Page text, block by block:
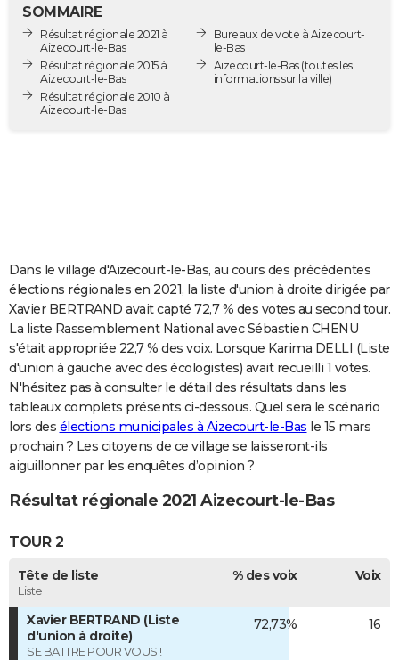
Destinations
City break
Voyage nature
Voyage de noces
Forum
Climat
GUIDES D'ACHAT
BONS PLANS
S'inscrire
Se connecter
Lycées
Collèges
Primaires
Universités
Entreprises
Service militaire
Avis de recherche
AVIS DE DÉCÈS
FORUM
Bricolage
Lifestyle
Culture
Sport
Auto
Television
Voyage
Cinema
SOMMAIRE
Résultat régionale 2021 à
Aizecourt-le-Bas
Résultat régionale 2015 à
Aizecourt-le-Bas
Résultat régionale 2010 à
Aizecourt-le-Bas
Bureaux de vote à Aizecourt-
le-Bas
Aizecourt-le-Bas(toutes les
informations sur la ville)
Dans le village d'Aizecourt-le-Bas, au cours des précédentes
élections régionales en 2021, la liste d'union à droite dirigée par
Xavier BERTRAND avait capté 72,7 % des votes au second tour.
La liste Rassemblement National avec Sébastien CHENU
s'était appropriée 22,7 % des voix. Lorsque Karima DELLI (Liste
d'union à gauche avec des écologistes) avait recueilli 1 votes.
N'hésitez pas à consulter le détail des résultats dans les
tableaux complets présents ci-dessous. Quel sera le scénario
lors des élections municipales à Aizecourt-le-Bas le 15 mars
prochain ? Les citoyens de ce village se laisseront-ils
aiguillonner par les enquêtes d’opinion ?
Résultat régionale 2021 Aizecourt-le-Bas
TOUR 2
Tête de liste
Liste
% des voix Voix
Xavier BERTRAND (Liste
d'union à droite)
SE BATTRE POUR VOUS !
72,73% 16